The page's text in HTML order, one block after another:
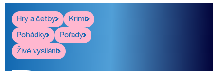
Hry a četby
Krimi
Pohádky
Pořady
Živé vysílání